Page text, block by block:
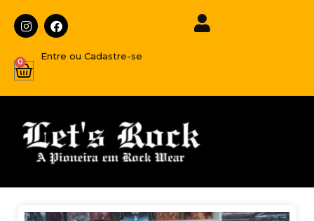
Entre ou Cadastre-se
0